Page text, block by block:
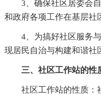
3、确保社区居委会
和政府各项工作在基层社
4、为搞好社区服务
现居民自治与构建和谐社
三、社区工作站的性
社区工作站的性质：